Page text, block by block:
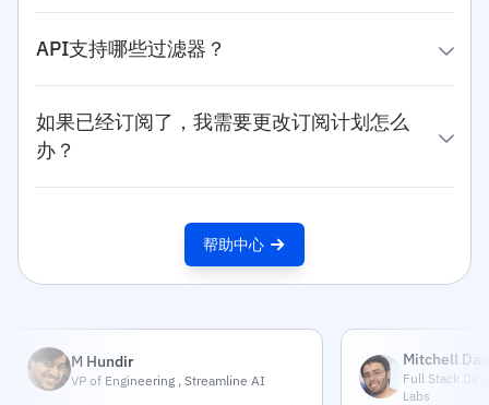
API支持哪些过滤器？
如果已经订阅了，我需要更改订阅计划怎么
办？
帮助中心
M Hundir
VP of Engineering , Streamline AI
Mitchell
Full Stack
Labs